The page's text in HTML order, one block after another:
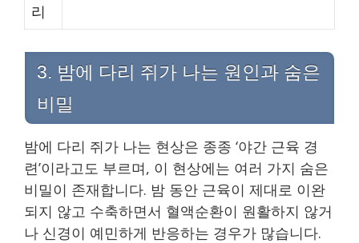
리
3. 밤에 다리 쥐가 나는 원인과 숨은
비밀
밤에 다리 쥐가 나는 현상은 종종 ‘야간 근육 경
련’이라고도 부르며, 이 현상에는 여러 가지 숨은
비밀이 존재합니다. 밤 동안 근육이 제대로 이완
되지 않고 수축하면서 혈액순환이 원활하지 않거
나 신경이 예민하게 반응하는 경우가 많습니다.